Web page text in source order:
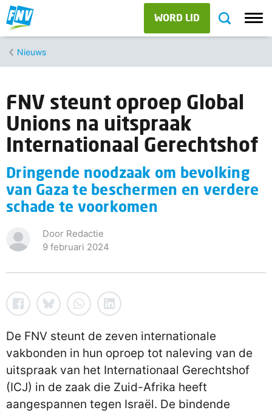
WORD LID
Nieuws
FNV steunt oproep Global
Unions na uitspraak
Internationaal Gerechtshof
Dringende noodzaak om bevolking
van Gaza te beschermen en verdere
schade te voorkomen
Door Redactie
9 februari 2024
De FNV steunt de zeven internationale
vakbonden in hun oproep tot naleving van de
uitspraak van het Internationaal Gerechtshof
(ICJ) in de zaak die Zuid-Afrika heeft
aangespannen tegen Israël. De bindende